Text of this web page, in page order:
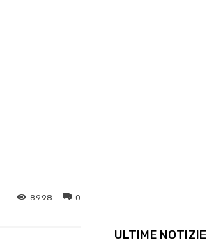
0
8998
ULTIME NOTIZIE